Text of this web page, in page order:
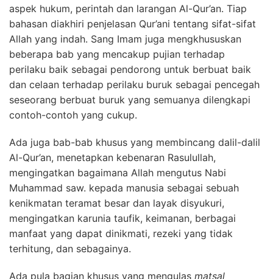
aspek hukum, perintah dan larangan Al-Qur’an. Tiap
bahasan diakhiri penjelasan Qur’ani tentang sifat-sifat
Allah yang indah. Sang Imam juga mengkhususkan
beberapa bab yang mencakup pujian terhadap
perilaku baik sebagai pendorong untuk berbuat baik
dan celaan terhadap perilaku buruk sebagai pencegah
seseorang berbuat buruk yang semuanya dilengkapi
contoh-contoh yang cukup.
Ada juga bab-bab khusus yang membincang dalil-dalil
Al-Qur’an, menetapkan kebenaran Rasulullah,
mengingatkan bagaimana Allah mengutus Nabi
Muhammad saw. kepada manusia sebagai sebuah
kenikmatan teramat besar dan layak disyukuri,
mengingatkan karunia taufik, keimanan, berbagai
manfaat yang dapat dinikmati, rezeki yang tidak
terhitung, dan sebagainya.
Ada pula bagian khusus yang mengulas matsal